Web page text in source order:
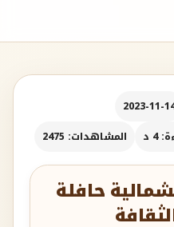
2023-11-
4 د المشاهدات: 2475
حافلة